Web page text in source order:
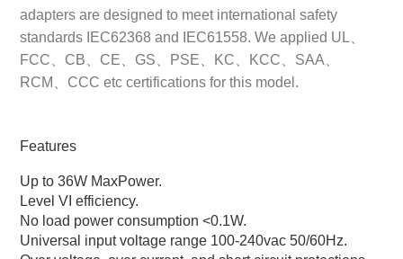
adapters are designed to meet international safety
standards IEC62368 and IEC61558. We applied UL、
FCC、CB、CE、GS、PSE、KC、KCC、SAA、
RCM、CCC etc certifications for this model.
Features
Up to 36W MaxPower.
Level VI efficiency.
No load power consumption <0.1W.
Universal input voltage range 100-240vac 50/60Hz.